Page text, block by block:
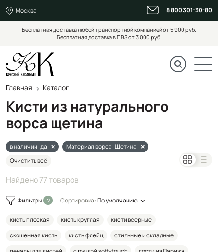
Москва 8 800 301-30-80
Бесплатная доставка любой транспортной компанией от 5 900 руб.
Бесплатная доставка в ПВЗ от 3 000 руб.
Главная Каталог
Кисти из натурального
ворса щетина
в наличии: да
Материал ворса: Щетина
Очистить всё
Найдено 77 товаров
Фильтры Сортировка:По умолчанию
кисть плоская кисть круглая
кисти веерные
скошенная кисть
кисть флейц
стильные и складные